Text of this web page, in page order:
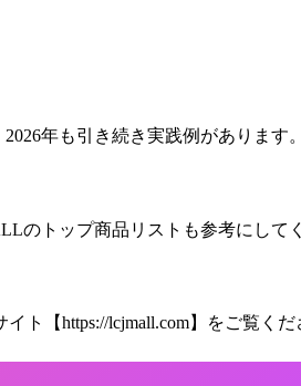
年も引き続き実践例があります。
のトップ商品リストも参考にして
【https://lcjmall.com】をご覧くだ